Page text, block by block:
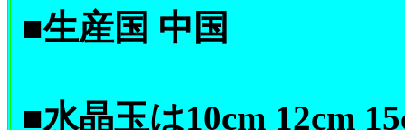
■生産国 中国
■水晶玉は10cm 12cm